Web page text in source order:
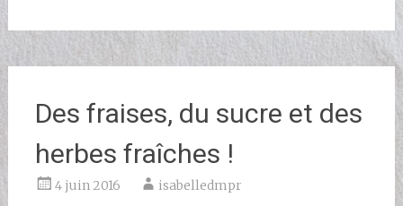
Des fraises, du sucre et des
herbes fraîches !
4 juin 2016 isabelledmpr